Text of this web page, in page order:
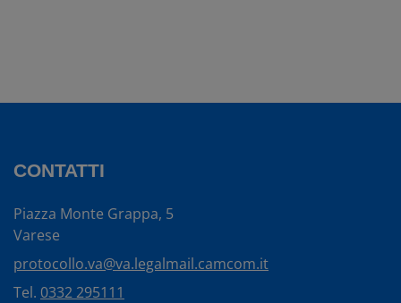
CONTATTI
Piazza Monte Grappa, 5
Varese
protocollo.va@va.legalmail.camcom.it
Tel. 0332 295111